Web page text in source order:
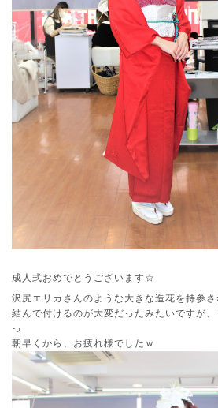
成人式おめでとうございます☆
沢尻エリカさんのような大きな造花を持参さ
結んで付けるのが大変だったみたいですが
っ
朝早くから、お疲れ様でしたｗ